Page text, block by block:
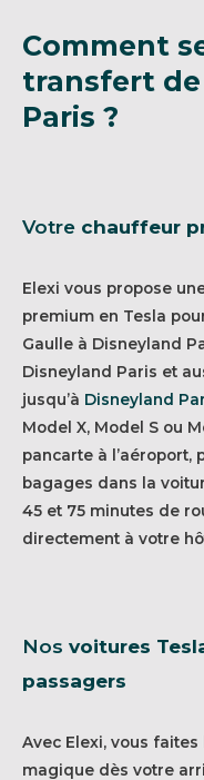
Comment
transfert de
Paris ?
Votre chauffeur
Elexi vous propose
premium en Tesla
Gaulle à Disneyland
Disneyland Paris et
jusqu’à Disneyland
Model X, Model S ou
pancarte à l’aéroport,
bagages dans la
45 et 75 minutes de
directement à votre
Nos voitures
passagers
Avec Elexi, vous
magique dès votre